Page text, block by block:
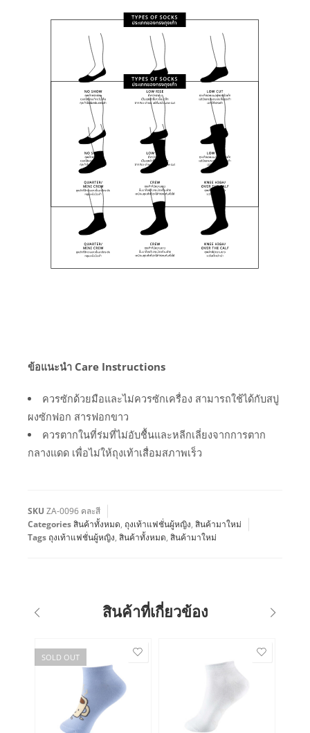
ข้อแนะนำ Care Instructions
ควรซักด้วยมือและไม่ควรซักเครื่อง สามารถใช้ได้กับสบู่
ผงซักฟอก สารฟอกขาว
ควรตากในที่ร่มที่ไม่อับชื้นและหลีกเลี่ยงจากการตาก
กลางแดด เพื่อไม่ให้ถุงเท้าเสื่อมสภาพเร็ว
SKU ZA-0096 คละสี
Categoriesสินค้าทั้งหมด, ถุงเท้าแฟชั่นผู้หญิง, สินค้ามาใหม่
Tags ถุงเท้าแฟชั่นผู้หญิง, สินค้าทั้งหมด, สินค้ามาใหม่
สินค้าที่เกี่ยวข้อง
SOLD OUT